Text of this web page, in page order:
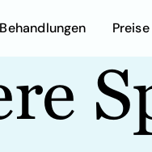
Behandlungen Preise